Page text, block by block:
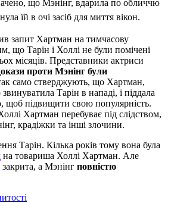
що Мэнінг, вдарила по обличчю
їй в очі засіб для миття вікон.
запит Хартман на тимчасову
що Тарін і Холлі не були помічені
місяців. Представники актриси
проти Мэнінг були
само стверджують, що Хартман,
Тарін в нападі, і піддала
щоб підвищити свою популярність.
Хартман перебуває під слідством,
крадіжки та інші злочини.
Тарін. Кілька років тому вона була
на товариша Холлі Хартман. Але
а Мэнінг повністю